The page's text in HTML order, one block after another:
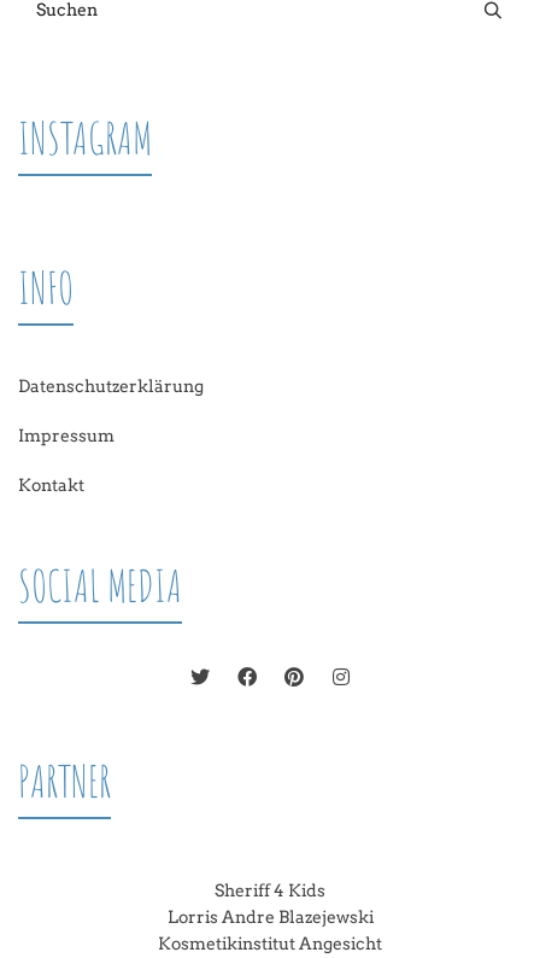
INSTAGRAM
INFO
Datenschutzerklärung
Impressum
Kontakt
SOCIAL MEDIA
PARTNER
Sheriff 4 Kids
Lorris Andre Blazejewski
Kosmetikinstitut Angesicht